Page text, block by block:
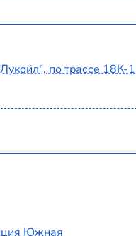
по трассе 18К-1
Южная